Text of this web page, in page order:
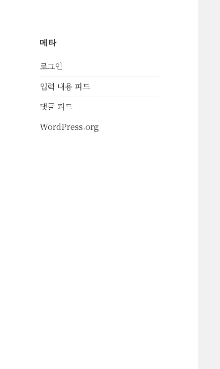
메타
로그인
입력 내용 피드
댓글 피드
WordPress.org